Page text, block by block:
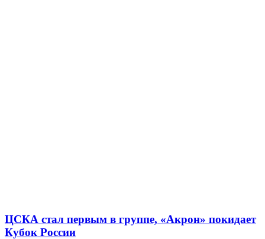
ЦСКА стал первым в группе, «Акрон» покидает
Кубок России